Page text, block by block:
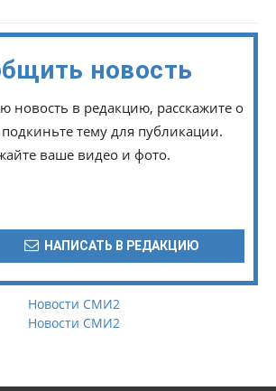
новость
новость в редакцию, расскажите о
тему для публикации.
ваше видео и фото.
НАПИСАТЬ В РЕДАКЦИЮ
Новости СМИ2
Новости СМИ2